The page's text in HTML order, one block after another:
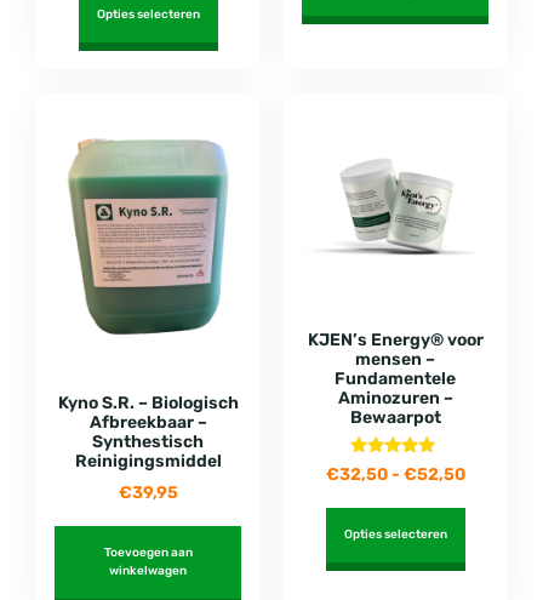
Opties selecteren
Kyno S.R. – Biologisch
Afbreekbaar –
Synthestisch
Reinigingsmiddel
€39,95
Toevoegen aan
winkelwagen
KJEN’s Energy® voor
mensen –
Fundamentele
Aminozuren –
Bewaarpot
Gewaardeerd
5.00
€32,50 - €52,50
Opties selecteren